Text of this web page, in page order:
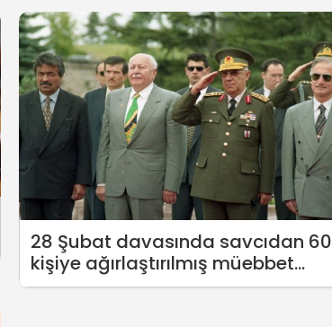
28 Şubat davasında savcıdan 60
kişiye ağırlaştırılmış müebbet
talebi